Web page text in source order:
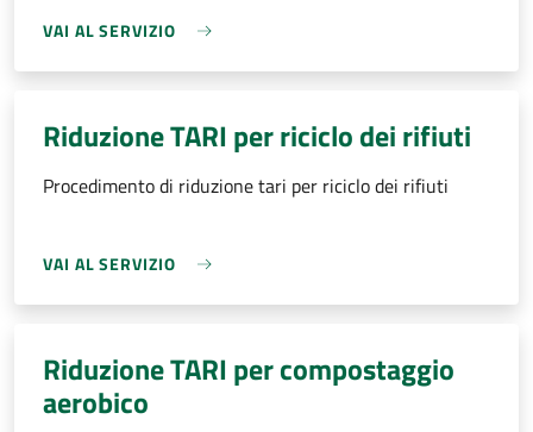
VAI AL SERVIZIO
Riduzione TARI per riciclo dei rifiuti
Procedimento di riduzione tari per riciclo dei rifiuti
VAI AL SERVIZIO
Riduzione TARI per compostaggio
aerobico